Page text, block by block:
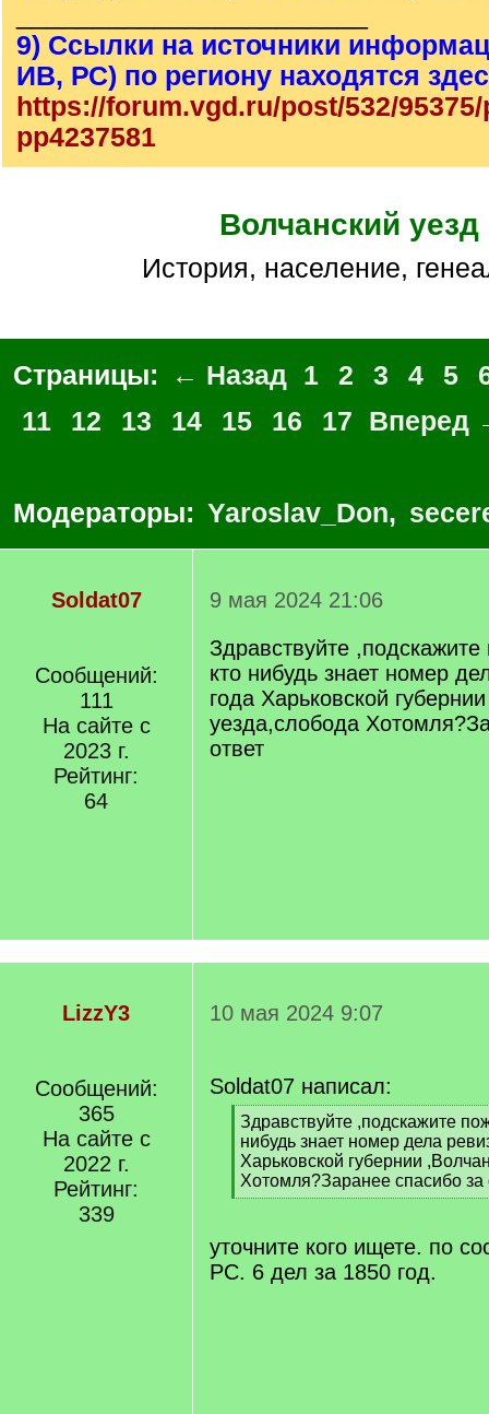
9) Ссылки на источники
ИВ, РС) по региону находятся
https://forum.vgd.ru/post/532/
pp4237581
Волчанский уезд
история, население,
Страницы: ← Назад 1 2 3 4 5
11
12 13 14 15 16 17 Вперед
Модераторы: Yaroslav_Don,
Soldat07
Сообщений:
111
На сайте с
2023 г.
Рейтинг:
64
9 мая 2024 21:06
Здравствуйте
кто нибудь знает номер
года Харьковской
уезда,слобода
ответ
LizzY3
Сообщений:
365
На сайте с
2022 г.
Рейтинг:
339
10 мая 2024 9:07
Soldat07 написал:
[
q
]
Здравствуйте ,подскажите
нибудь знает номер дела
Харьковской губернии
Хотомля?Заранее спасибо за
[
q
]
уточните кого ищете. по
РС. 6 дел за 1850 год.